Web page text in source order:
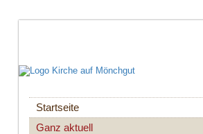
Navigation
überspringen
Startseite
Ganz aktuell